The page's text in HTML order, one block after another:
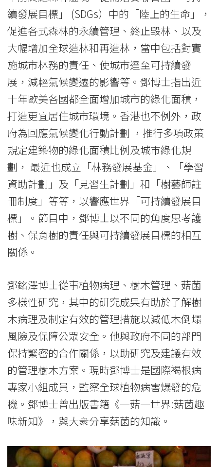
續發展目標」 (SDGs）中的「陸上的生命」，
促進各式森林的永續管理、終止毀林、以及
大幅增加全球造林和再造林，當中包括對實
施城市林務的責任、使城市達至可持續發
展，減輕氣候變遷的影響等。鄧博士指出近
十年歐美各國都全面增加城市的綠化面積，
打造更宜居住城市環境。香港也不例外，政
府為回應氣候變化行動計劃 ，推行多項政策
規定建築物的綠化面積比例及城市綠化規
劃， 最近也成立「林務發展基金」、「學習
資助計劃」及「見習生計劃」和「樹藝師註
冊制度」等等，以響應世界「可持續發展目
標」。節目中，鄧博士以不同的角度思考護
樹、保育樹的責任與可持續發展目標的相互
關係。
鄧銘澤博士從事植物病理、樹木管理、菇菌
多樣性研究，其中的研究成果有助於了解樹
木病理及制定有效的管理措施以減低木倒塌
風險及保障公眾安全。他與政府不同的部門
保持緊密的合作關係，以助研究及建議有效
的管理樹木方案。現時鄧博士是國際褐根病
專家小組成員，監察全球植物病害爆發的危
機。鄧博士曾出版書籍《一菇一世界:菇菌趣
味新知》，與大衆分享菇菌的知識。